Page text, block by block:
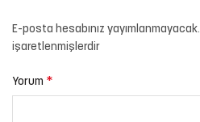
E-posta hesabınız yayımlanmayacak.
işaretlenmişlerdir
Yorum *